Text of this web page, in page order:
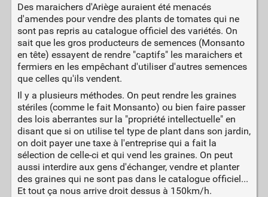
Des maraichers d'Ariège auraient été menacés
d'amendes pour vendre des plants de tomates qui ne
sont pas repris au catalogue officiel des variétés. On
sait que les gros producteurs de semences (Monsanto
en tête) essayent de rendre "captifs" les maraichers et
fermiers en les empêchant d'utiliser d'autres semences
que celles qu'ils vendent.
Il y a plusieurs méthodes. On peut rendre les graines
stériles (comme le fait Monsanto) ou bien faire passer
des lois aberrantes sur la "propriété intellectuelle" en
disant que si on utilise tel type de plant dans son jardin,
on doit payer une taxe à l'entreprise qui a fait la
sélection de celle-ci et qui vend les graines. On peut
aussi interdire aux gens d'échanger, vendre et planter
des graines qui ne sont pas dans le catalogue officiel...
Et tout ça nous arrive droit dessus à 150km/h.